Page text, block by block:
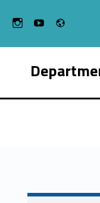
primary-14338-16
WebMan on FacebookWebMan on InstagramWebMan on Youtube